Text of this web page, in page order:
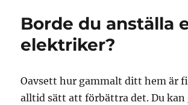
Borde du anställa
elektriker?
Oavsett hur gammalt ditt hem är
alltid sätt att förbättra det. Du kan